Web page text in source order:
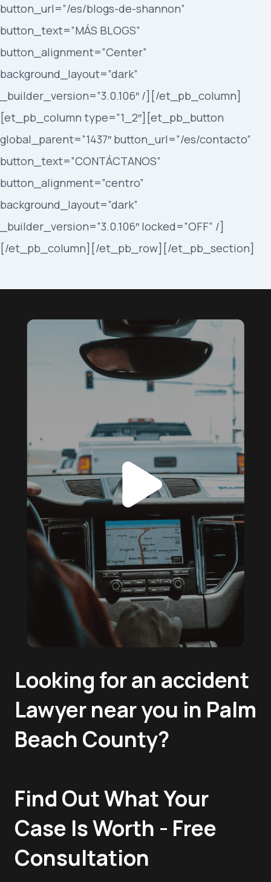
button_url=”/es/blogs-de-shannon”
button_text=”MÁS BLOGS”
button_alignment=”Center”
background_layout=”dark”
_builder_version=”3.0.106″ /][/et_pb_column]
[et_pb_column type=”1_2″][et_pb_button
global_parent=”1437″ button_url=”/es/contacto”
button_text=”CONTÁCTANOS”
button_alignment=”centro”
background_layout=”dark”
_builder_version=”3.0.106″ locked=”OFF” /]
[/et_pb_column][/et_pb_row][/et_pb_section]
Looking for an accident
Lawyer near you in Palm
Beach County?
Find Out What Your
Case Is Worth - Free
Consultation